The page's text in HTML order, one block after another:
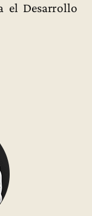
el Desarrollo